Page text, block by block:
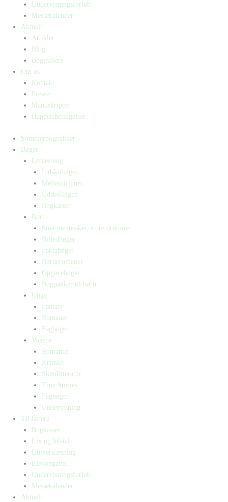
Undervisningsforløb
Messekalender
Aktuelt
Artikler
Blog
Bogtrailere
Om os
Kontakt
Presse
Manuskripter
Handelsbetingelser
Sommerbogpakker
Bøger
Letlæsning
Indskolingen
Mellemtrinnet
Udskolingen
Bogkasser
Børn
Små mennesker, store drømme
Billedbøger
Faktabøger
Børneromaner
Opgavebøger
Bogpakker til børn
Unge
Fantasy
Romaner
Fagbøger
Voksne
Romance
Krimier
Skønlitteratur
True Stories
Fagbøger
Undervisning
Til lærere
Bogkasser
Lix og let-tal
Universlæsning
Elevopgaver
Undervisningsforløb
Messekalender
Aktuelt